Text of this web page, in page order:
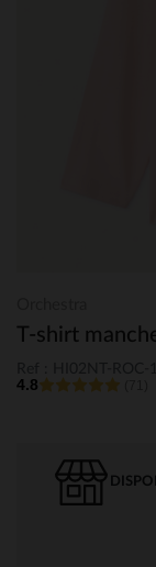
T-shirt
4.8